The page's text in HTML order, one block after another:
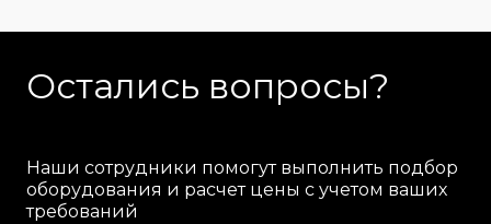
Остались вопросы?
Наши сотрудники помогут выполнить подбор
оборудования и расчет цены с учетом ваших
требований